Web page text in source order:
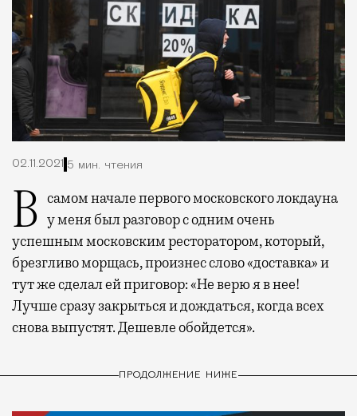
02.11.2021 5 мин. чтения
В самом начале первого московского локдауна у меня был разговор с одним очень
успешным московским ресторатором, который,
брезгливо морщась, произнес слово «доставка» и
тут же сделал ей приговор: «Не верю я в нее!
Лучше сразу закрыться и дождаться, когда всех
снова выпустят. Дешевле обойдется».
ПРОДОЛЖЕНИЕ НИЖЕ